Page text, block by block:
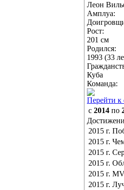
Леон
Амплуа:
Рост:
201 см
Родился:
1993 (33
Куба
Команда:
Перейти к
с 2014 по
2015 г.
2015 г.
2015 г.
2015 г.
2015 г.
2015 г.